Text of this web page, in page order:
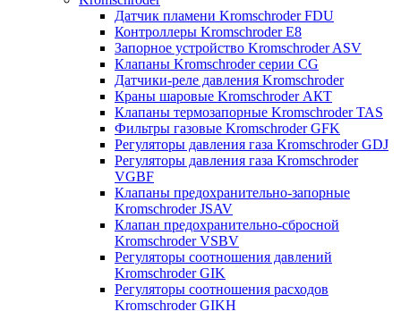
Датчик пламени Kromschroder FDU
Контроллеры Kromschroder E8
Запорное устройство Kromschroder ASV
Клапаны Kromschroder серии CG
Датчики-реле давления Kromschroder
Краны шаровые Kromschroder АКТ
Клапаны термозапорные Kromschroder TAS
Фильтры газовые Kromschroder GFK
Регуляторы давления газа Kromschroder GDJ
Регуляторы давления газа Kromschroder
VGBF
Клапаны предохранительно-запорные
Kromschroder JSAV
Клапан предохранительно-сбросной
Kromschroder VSBV
Регуляторы соотношения давлений
Kromschroder GIK
Регуляторы соотношения расходов
Kromschroder GIKH